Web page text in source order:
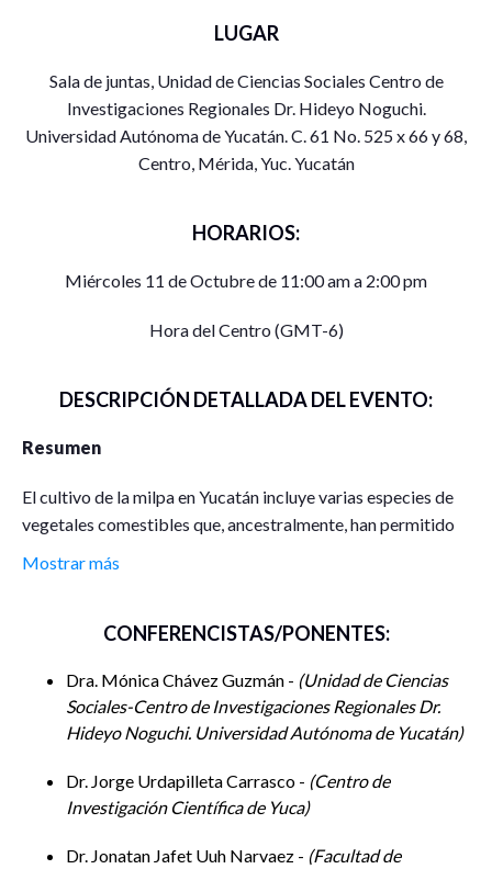
LUGAR
Sala de juntas, Unidad de Ciencias Sociales Centro de
Investigaciones Regionales Dr. Hideyo Noguchi.
Universidad Autónoma de Yucatán. C. 61 No. 525 x 66 y 68,
Centro, Mérida, Yuc. Yucatán
HORARIOS:
Miércoles 11 de Octubre de 11:00 am a 2:00 pm
Hora del Centro (GMT-6)
DESCRIPCIÓN DETALLADA DEL EVENTO:
Resumen
El cultivo de la milpa en Yucatán incluye varias especies de
vegetales comestibles que, ancestralmente, han permitido
recompensa con creces el esfuerzo invertido en la
asociadas al capitalismo han propiciado cambios en los
modos tradicionales de producción y en las prácticas
alimentarias de las localidades milperas, en beneficio de la
industria agraria y alimentaria, las cuales, progresivamente,
han contribuido al cambio climático. En esta mesa se
empíricas en diversas poblaciones milperas de Yucatán. En
Mostrar más
CONFERENCISTAS/PONENTES:
Dra. Mónica Chávez Guzmán - Unidad de Ciencias
Sociales-Centro de Investigaciones Regionales Dr.
Hideyo Noguchi. Universidad Autónoma de Yucatán
Dr. Jorge Urdapilleta Carrasco - Centro de
Investigación Científica de Yuca
Dr. Jonatan Jafet Uuh Narvaez - Facultad de